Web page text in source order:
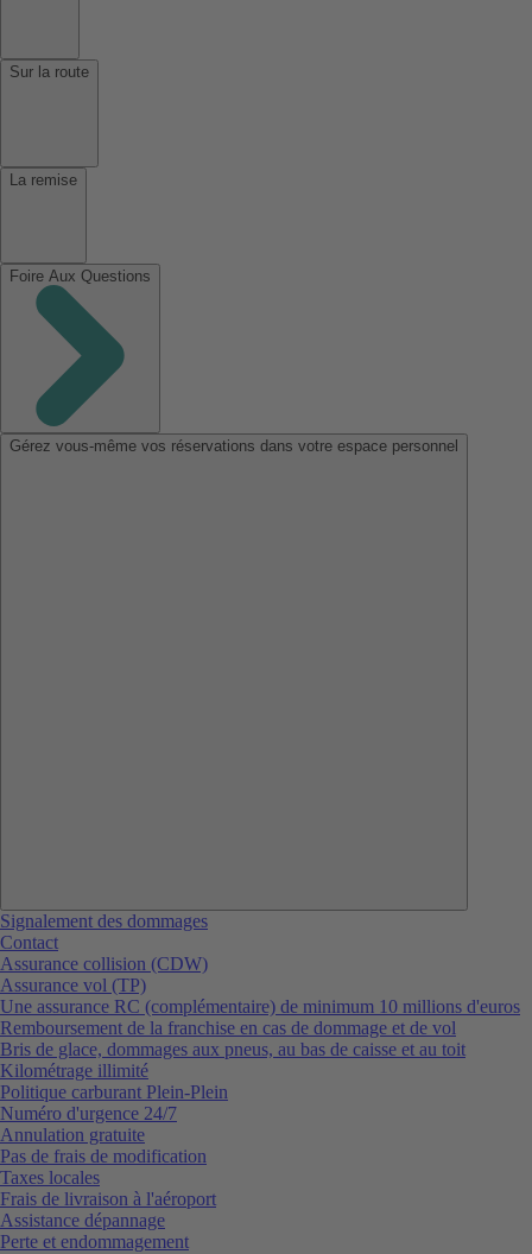
Sur la route
La remise
Foire Aux Questions
Gérez vous-même vos réservations dans votre espace personnel
Signalement des dommages
Contact
Assurance collision (CDW)
Assurance vol (TP)
Une assurance RC (complémentaire) de minimum 10 millions d'euros
Remboursement de la franchise en cas de dommage et de vol
Bris de glace, dommages aux pneus, au bas de caisse et au toit
Kilométrage illimité
Politique carburant Plein-Plein
Numéro d'urgence 24/7
Annulation gratuite
Pas de frais de modification
Taxes locales
Frais de livraison à l'aéroport
Assistance dépannage
Perte et endommagement